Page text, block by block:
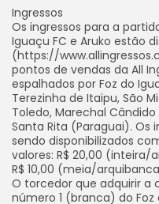
Ingressos
Os ingressos para a
Iguaçu FC e Aruko estão
(https://
pontos de vendas da All
espalhados por Foz do
Terezinha de Itaipu, São
Toledo, Marechal Cândido
Santa Rita (Paraguai). Os
sendo disponibilizados
valores: R$ 20,00 (inteira/
R$ 10,00 (meia/
O torcedor que adquirir a
número 1 (branca) do Foz